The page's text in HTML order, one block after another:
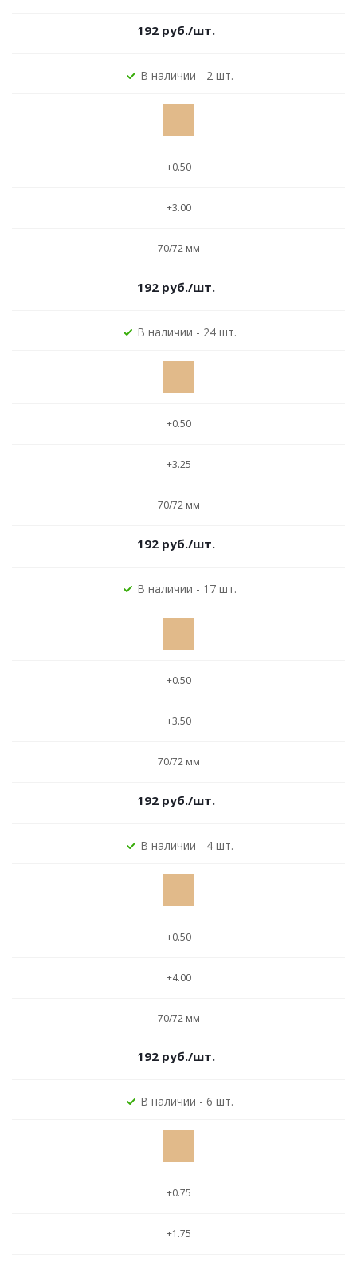
192руб./шт.
В наличии - 2 шт.
+0.50
+3.00
70/72 мм
192руб./шт.
В наличии - 24 шт.
+0.50
+3.25
70/72 мм
192руб./шт.
В наличии - 17 шт.
+0.50
+3.50
70/72 мм
192руб./шт.
В наличии - 4 шт.
+0.50
+4.00
70/72 мм
192руб./шт.
В наличии - 6 шт.
+0.75
+1.75